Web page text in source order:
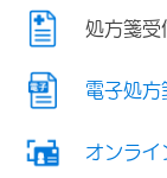
処方箋受
電子処方
オンライ